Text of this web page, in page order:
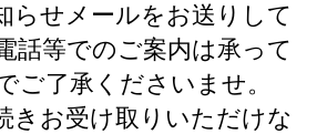
らせメールをお送りして
話等でのご案内は承って
ご了承くださいませ。
きお受け取りいただけな